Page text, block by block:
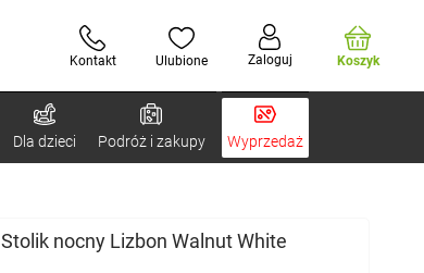
Kontakt Ulubione Zaloguj Koszyk
Dla dzieci Podróż i zakupy Wyprzedaż
Stolik nocny Lizbon Walnut White